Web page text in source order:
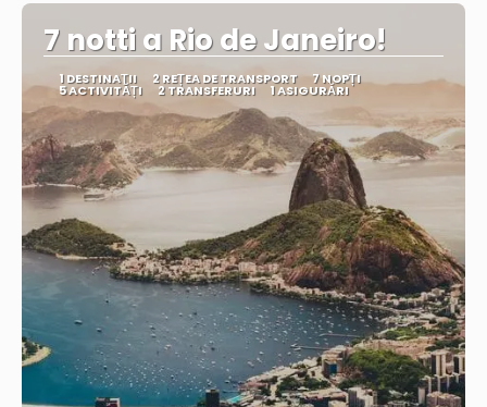
7 notti a Rio de Janeiro!
1 DESTINAŢII 2 REȚEA DE TRANSPORT 7 NOPȚI
5 ACTIVITĂȚI 2 TRANSFERURI 1 ASIGURĂRI